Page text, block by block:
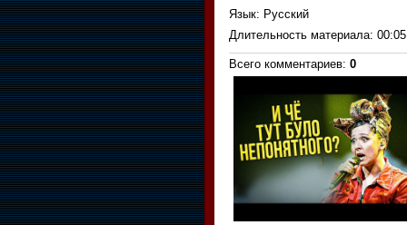
Язык: Русский
Длительность материала:
Всего комментариев: 0